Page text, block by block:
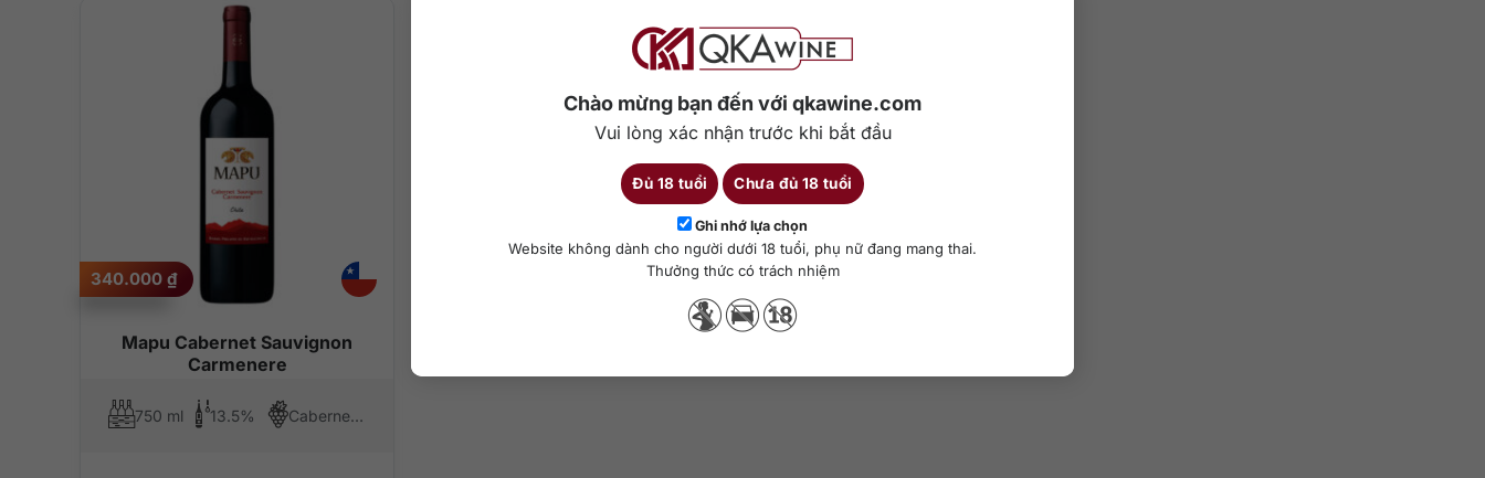
Chào mừng bạn đến với qkawine.com
Vui lòng xác nhận trước khi bắt đầu
Đủ 18 tuổi Chưa đủ 18 tuổi
Ghi nhớ lựa chọn
Website không dành cho người dưới 18 tuổi, phụ nữ đang mang thai.
Thưởng thức có trách nhiệm
Mapu Cabernet Sauvignon
Carmenere
340.000 ₫
750 ml 13.5% Cabernet Sauvignon, Carmenere